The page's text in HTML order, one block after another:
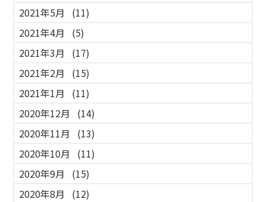
2021年5月
(11)
2021年4月
(5)
2021年3月
(17)
2021年2月
(15)
2021年1月
(11)
2020年12月
(14)
2020年11月
(13)
2020年10月
(11)
2020年9月
(15)
2020年8月
(12)